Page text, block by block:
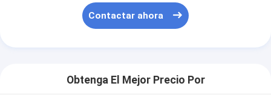
Contactar ahora
Obtenga El Mejor Precio Por